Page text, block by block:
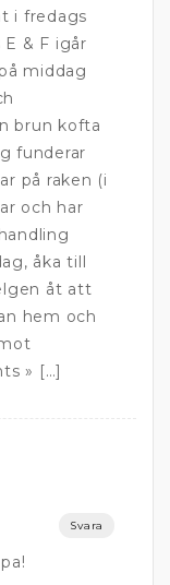
i fredags
& F igår
middag
brun kofta
funderar
på raken (i
och har
åka till
åt att
hem och
» […]
Svara